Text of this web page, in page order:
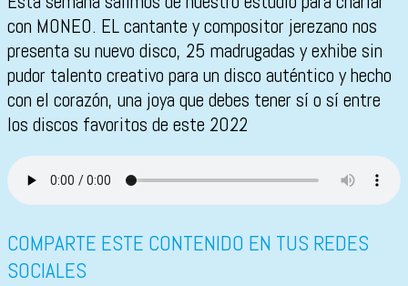
con MONEO. EL cantante y compositor jerezano nos
presenta su nuevo disco, 25 madrugadas y exhibe sin
pudor talento creativo para un disco auténtico y hecho
con el corazón, una joya que debes tener sí o sí entre
los discos favoritos de este 2022
COMPARTE ESTE CONTENIDO EN TUS REDES
SOCIALES